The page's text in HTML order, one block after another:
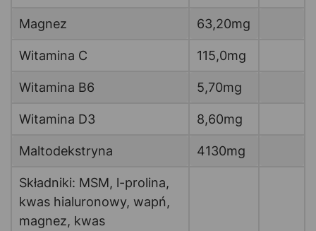
Magnez 63,20mg
Witamina C 115,0mg
Witamina B6 5,70mg
Witamina D3 8,60mg
Maltodekstryna 4130mg
Składniki: MSM, l-prolina,
kwas hialuronowy, wapń,
magnez, kwas